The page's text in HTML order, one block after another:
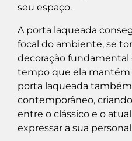
seu espaço.
A porta laqueada
focal do ambiente, se
decoração
tempo que ela mantém
porta laqueada
contemporâneo,
entre o clássico e o
expressar a sua